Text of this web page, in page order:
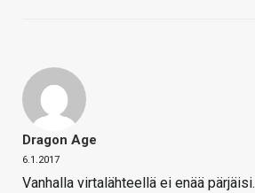
Dragon Age
6.1.2017
Vanhalla virtalähteellä ei enää pärjäisi.